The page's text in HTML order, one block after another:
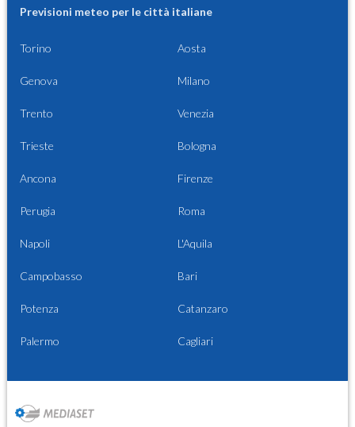
Previsioni meteo per le città italiane
Torino Aosta
Genova Milano
Trento Venezia
Trieste Bologna
Ancona Firenze
Perugia Roma
Napoli L'Aquila
Campobasso Bari
Potenza Catanzaro
Palermo Cagliari